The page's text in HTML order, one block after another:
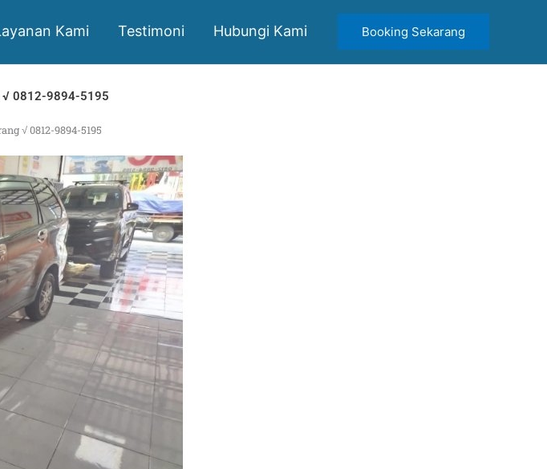
Kami Testimoni Hubungi Kami Booking Sekarang
√ 0812-9894-5195
√ 0812-9894-5195